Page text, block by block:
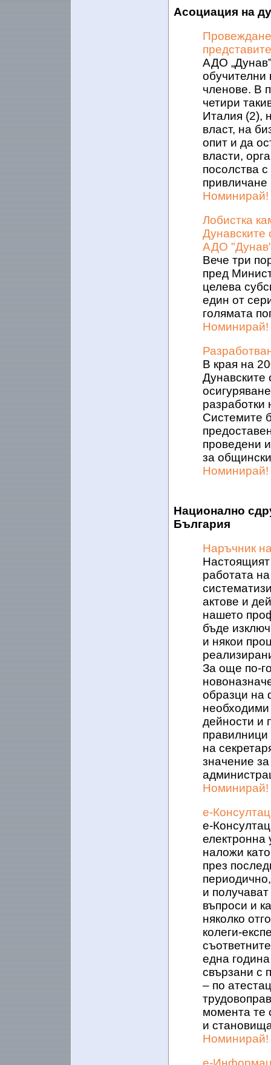
Асоциация на
АДО
обучителни
членове. В
четири
Италия (2),
власт, на
опит и да
власти,
посолства
привличане
Номинирай!
Лобистка
Дунавските
АДО
Вече три
пред
целева
един от
голямата
Номинирай!
В края на
разработки
Системите
проведени
за
Номинирай!
Национално
България
Наръчник
работата
актове и
нашето
бъде
и някои
За още по-
образци на
дейности и
правилници
на
значение
Номинирай!
е-
е-
наложи
през
и
въпроси и
няколко
колеги-
една
свързани с
– по
момента те
и
Номинирай!